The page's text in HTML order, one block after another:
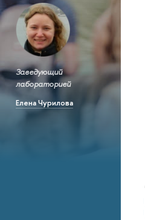
Заведующий
лабораторией
Елена Чурилова